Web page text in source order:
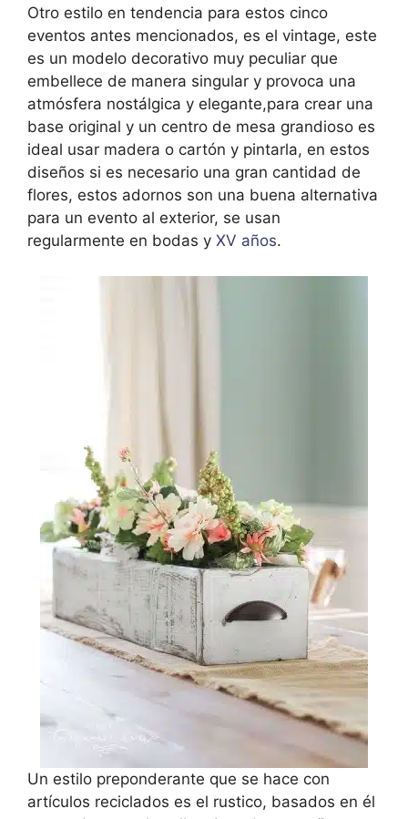
Otro estilo en tendencia para estos cinco
eventos antes mencionados, es el vintage, este
es un modelo decorativo muy peculiar que
embellece de manera singular y provoca una
atmósfera nostálgica y elegante,para crear una
base original y un centro de mesa grandioso es
ideal usar madera o cartón y pintarla, en estos
diseños si es necesario una gran cantidad de
flores, estos adornos son una buena alternativa
para un evento al exterior, se usan
regularmente en bodas y XV años.
Un estilo preponderante que se hace con
artículos reciclados es el rustico, basados en él